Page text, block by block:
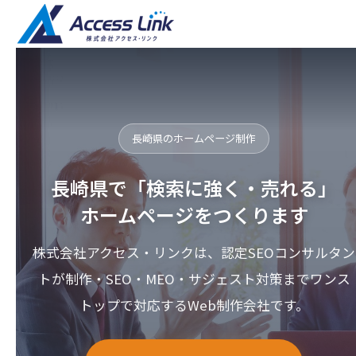
長崎県のホームページ制作
長崎県で「検索に強く・売れる」
ホームページをつくります
株式会社アクセス・リンクは、認定SEOコンサルタン
トが制作・SEO・MEO・サジェスト対策までワンス
トップで対応するWeb制作会社です。